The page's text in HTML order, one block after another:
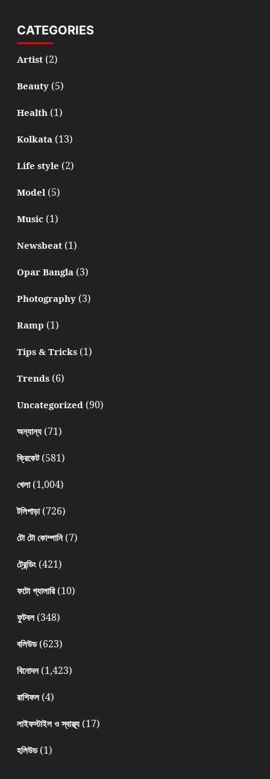
CATEGORIES
Artist(2)
Beauty(5)
Health(1)
Kolkata(13)
Life style (2)
Model(5)
Music(1)
Newsbeat(1)
Opar Bangla(3)
Photography(3)
Ramp (1)
Tips & Tricks(1)
Trends(6)
Uncategorized(90)
অন্যান্য(71)
ক্রিকেট(581)
খেলা(1,004)
টলিপাড়া(726)
টো টো কোম্পানি(7)
ট্রেন্ডিং(421)
ফটো গ্যালারি(10)
ফুটবল(348)
বলিউড(623)
বিনোদন(1,423)
রাশিফল(4)
লাইফস্টাইল ও স্বাস্থ্য(17)
হলিউড(1)